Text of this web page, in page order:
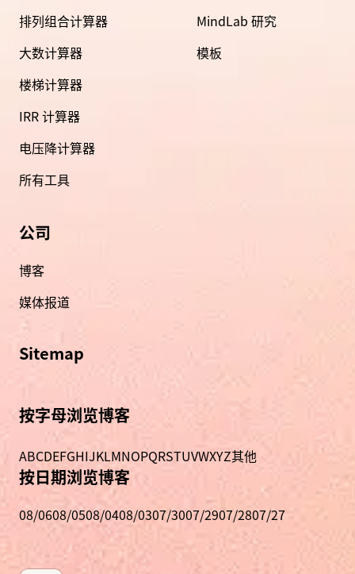
排列组合计算器
大数计算器
楼梯计算器
IRR 计算器
电压降计算器
所有工具
MindLab 研究
模板
公司
博客
媒体报道
Sitemap
按字母浏览博客
ABCDEFGHIJKLMNOPQRSTUVWXYZ其他
按日期浏览博客
08/0608/0508/0408/0307/3007/2907/2807/27